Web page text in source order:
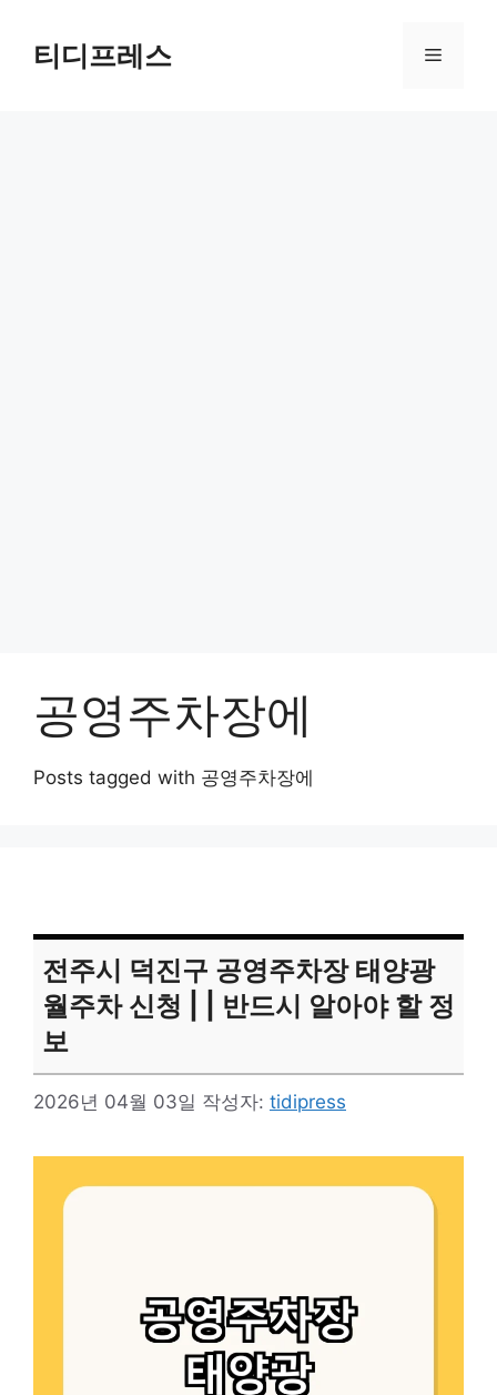
티디프레스 메
공영주차장에
Posts tagged with 공영주차장에
전주시 덕진구 공영주차장 태양광
월주차 신청 | | 반드시 알아야 할 정
보
2026년 04월 03일 작성자: tidipress